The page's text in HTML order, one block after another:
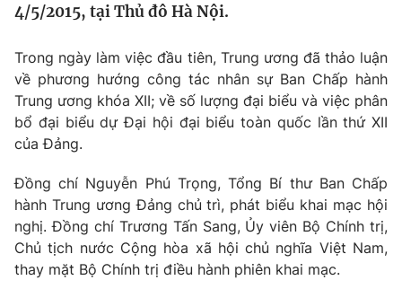
Tin tức
Câu chuyện quốc tế
Kinh tế
Tài chính
Thị trường
Góc doanh nghiệp
Dữ liệu và đời sống
Truyền hình
Hậu trường
Nhân vật
Khán giả
Giải trí
Điện ảnh
Âm nhạc
Đời sống
Du lịch
4/5/2015, tại Thủ đô Hà Nội.
Trong ngày làm việc đầu tiên, Trung ương đã thảo luận
về phương hướng công tác nhân sự Ban Chấp hành
Trung ương khóa XII; về số lượng đại biểu và việc phân
bổ đại biểu dự Đại hội đại biểu toàn quốc lần thứ XII
của Đảng.
Đồng chí Nguyễn Phú Trọng, Tổng Bí thư Ban Chấp
hành Trung ương Đảng chủ trì, phát biểu khai mạc hội
nghị. Đồng chí Trương Tấn Sang, Ủy viên Bộ Chính trị,
Chủ tịch nước Cộng hòa xã hội chủ nghĩa Việt Nam,
thay mặt Bộ Chính trị điều hành phiên khai mạc.